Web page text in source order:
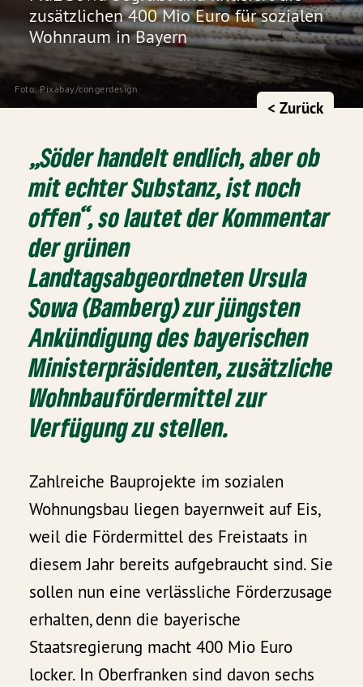
Foto: Pixabay/congerdesign
zusätzlichen 400 Mio Euro für sozialen
Wohnraum in Bayern
< Zurück
„Söder handelt endlich, aber ob
mit echter Substanz, ist noch
offen“, so lautet der Kommentar
der grünen
LandtagsabgeordnetenUrsula
Sowa(Bamberg) zur jüngsten
Ankündigung des bayerischen
Ministerpräsidenten, zusätzliche
Wohnbaufördermittel zur
Verfügung zu stellen.
Zahlreiche Bauprojekte im sozialen
Wohnungsbau liegen bayernweit auf Eis,
weil die Fördermittel des Freistaats in
diesem Jahr bereits aufgebraucht sind. Sie
sollen nun eine verlässliche Förderzusage
erhalten, denn die bayerische
Staatsregierung macht 400 Mio Euro
locker. In Oberfranken sind davon sechs